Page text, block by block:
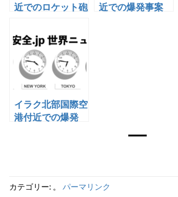
近でのロケット砲
近での爆発事案
イラク北部国際空
港付近での爆発
カテゴリー: 。 パーマリンク